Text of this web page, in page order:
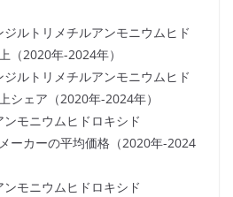
ジルトリメチルアンモニウムヒド
（2020年-2024年）
ジルトリメチルアンモニウムヒド
シェア（2020年-2024年）
ンモニウムヒドロキシド
ーカーの平均価格（2020年-2024
ンモニウムヒドロキシド